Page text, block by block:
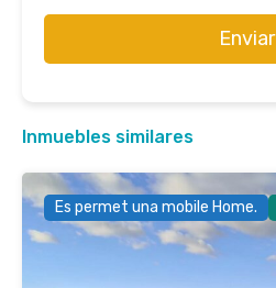
Enviar
Inmuebles similares
Es permet una mobile Home.